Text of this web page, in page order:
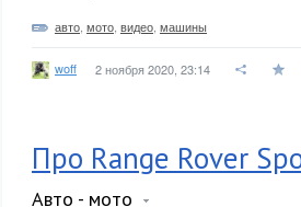
авто мото видео машины
woff 2 ноября 2020, 23:14
Про Range Rover
Авто - мото